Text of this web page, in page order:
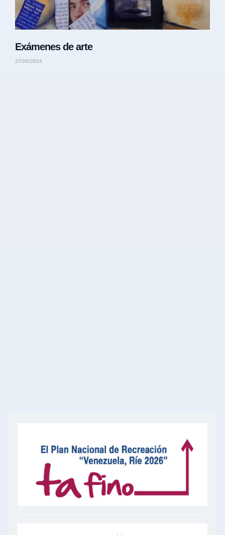
Exámenes de arte
27/06/2024